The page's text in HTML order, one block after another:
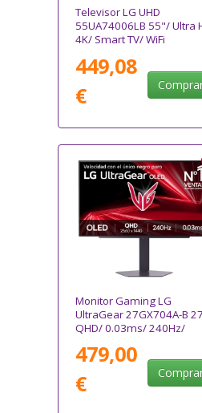
Televisor LG UHD
55UA74006LB 55"/ Ultra
4K/ Smart TV/ WiFi
449,08
€
Monitor Gaming LG
UltraGear 27GX704A-B
QHD/ 0.03ms/ 240Hz/
Negro
479,00
€